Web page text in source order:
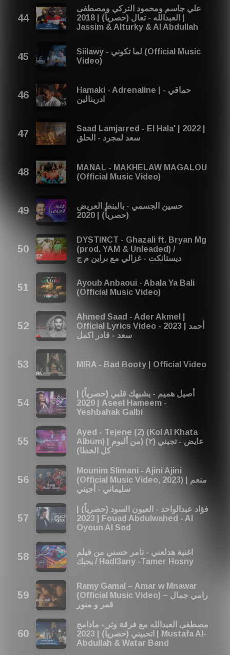
علي جاسم ومحمود التركي ومصطفى
العبدالله - تعال (حصرياً) | 2018 |
Jassim & Alturky & Al Abdullah
Siilawy - لما تكوني (Official Music
Video)
Hamaki - Adrenaline | حماقي -
ادرينالين
Saad Lamjarred - El Hala' | 2022 |
سعد لمجرد - الحلق
MANAL - MAKHELAW MAGALOU
(Official Music Video)
حسين الجسمي - بالبنط العريض
(حصرياً) | 2020
DYSTINCT - Ghazali ft. Bryan Mg
(prod. YAM & Unleaded) /
ديستانكت - غزالي مع براين م ج
Ayoub Anbaoui - Abala Ya Bali
(Official Music Video)
Ahmed Saad - Ader Akmel |
Official Lyrics Video - 2023 | أحمد
سعد - قادر اكمل
MIRA - Bad Booty | Official Video
أصيل هميم - يشبهك قلبي (حصرياً) |
2020 | Aseel Hameem -
Yeshbahak Galbi
Ayed - Tejene (2) (Kol Al Khata
Album) | عايض - تجيني (٢) (من ألبوم
كل الخطا)
Mounim Slimani - Ajini Ajini
(Official Music Video, 2023) | منعم
سليماني - أجيني
فؤاد عبدالواحد - العيون السود (حصرياً) |
2023 | Fouad Abdulwahed - Al
Oyoun Al Sod
اغنية هدلعني - تامر حسني من فيلم
بحبك / Hadl3any -Tamer Hosny
Ramy Gamal – Amar w Mnawar
(Official Music Video) رامي جمال –
قمر و منور
مصطفى العبدالله مع فرقة وتر - مادامج
اتحبيني (حصرياً) | 2023 | Mustafa Al-
Abdullah & Watar Band